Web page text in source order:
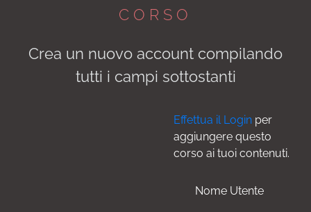
CORSO
Crea un nuovo account compilando
tutti i campi sottostanti
Effettua il Login per
aggiungere questo
corso ai tuoi contenuti.
Nome Utente